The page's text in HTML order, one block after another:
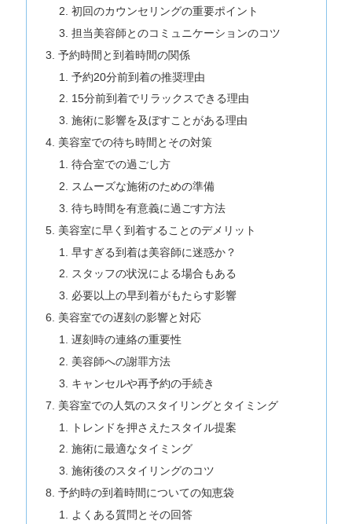
初回のカウンセリングの重要ポイント
担当美容師とのコミュニケーションのコツ
予約時間と到着時間の関係
予約20分前到着の推奨理由
15分前到着でリラックスできる理由
施術に影響を及ぼすことがある理由
美容室での待ち時間とその対策
待合室での過ごし方
スムーズな施術のための準備
待ち時間を有意義に過ごす方法
美容室に早く到着することのデメリット
早すぎる到着は美容師に迷惑か？
スタッフの状況による場合もある
必要以上の早到着がもたらす影響
美容室での遅刻の影響と対応
遅刻時の連絡の重要性
美容師への謝罪方法
キャンセルや再予約の手続き
美容室での人気のスタイリングとタイミング
トレンドを押さえたスタイル提案
施術に最適なタイミング
施術後のスタイリングのコツ
予約時の到着時間についての知恵袋
よくある質問とその回答